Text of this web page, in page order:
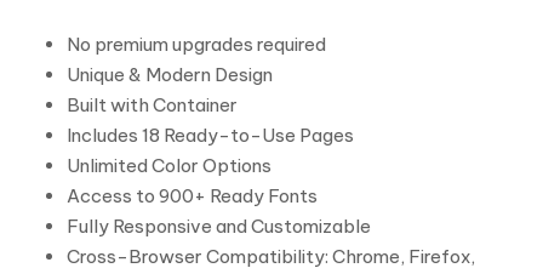
No premium upgrades required
Unique & Modern Design
Built with Container
Includes 18 Ready-to-Use Pages
Unlimited Color Options
Access to 900+ Ready Fonts
Fully Responsive and Customizable
Cross-Browser Compatibility: Chrome, Firefox,